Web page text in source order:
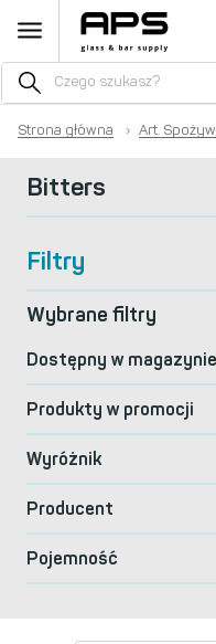
Strona główna › Art.
Bitters
Filtry
Wybrane filtry
Dostępny w magazynie
Produkty w promocji
Wyróżnik
Producent
Pojemność